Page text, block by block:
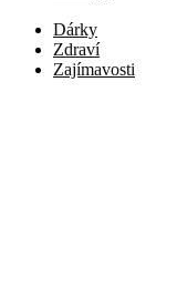
Dárky
Zdraví
Zajímavosti